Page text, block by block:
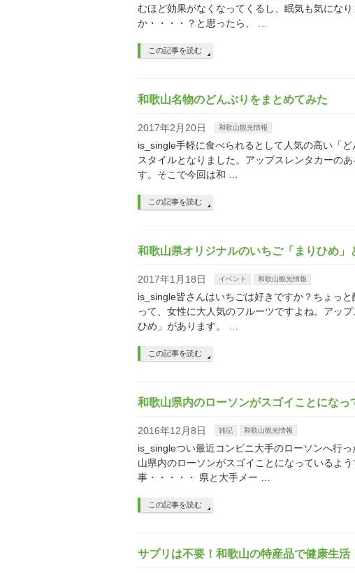
むほど効果がなくなってくるし、眠気も気にな
か・・・・？と思ったら、 …
この記事を読む
和歌山名物のどんぶりをまとめてみた
2017年2月20日 和歌山観光情報
is_single手軽に食べられるとして人気の高い「
スタイルとなりました。アップスレンタカーの
す。そこで今回は和 …
この記事を読む
和歌山県オリジナルのいちご「まりひめ」
2017年1月18日 イベント 和歌山観光情報
is_single皆さんはいちごは好きですか？ちょっ
って、女性に大人気のフルーツですよね。アッ
ひめ」があります。 …
この記事を読む
和歌山県内のローソンがスゴイことになっ
2016年12月8日 雑記 和歌山観光情報
is_singleつい最近コンビニ大手のローソンへ行
山県内のローソンがスゴイことになっているよ
事・・・・・ 県と大手メー …
この記事を読む
サプリは不要！和歌山の特産品で健康生活